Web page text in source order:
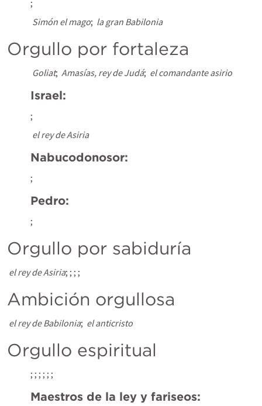
;
Simón el mago; la gran Babilonia
Orgullo por fortaleza
Goliat; Amasías, rey de Judá; el comandante asirio
Israel:
;
el rey de Asiria
Nabucodonosor:
;
Pedro:
;
Orgullo por sabiduría
el rey de Asiria; ; ; ;
Ambición orgullosa
el rey de Babilonia; el anticristo
Orgullo espiritual
; ; ; ; ; ;
Maestros de la ley y fariseos: